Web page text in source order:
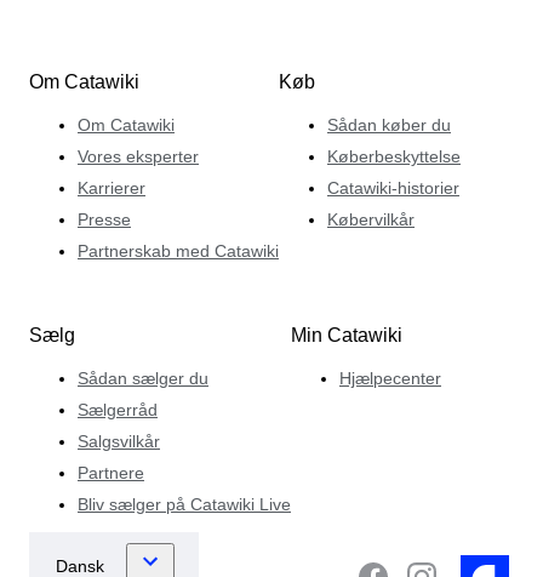
Om Catawiki
Om Catawiki
Vores eksperter
Karrierer
Presse
Partnerskab med Catawiki
Køb
Sådan køber du
Køberbeskyttelse
Catawiki-historier
Købervilkår
Sælg
Sådan sælger du
Sælgerråd
Salgsvilkår
Partnere
Bliv sælger på Catawiki Live
Min Catawiki
Hjælpecenter